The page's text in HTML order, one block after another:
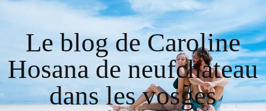
Le blog de Caroline
Hosana de neufchateau
dans les vosges